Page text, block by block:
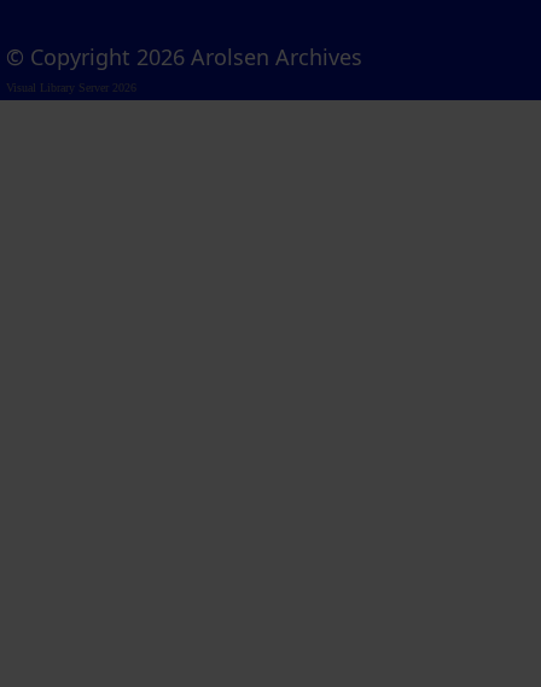
© Copyright 2026 Arolsen Archives
Visual Library Server 2026